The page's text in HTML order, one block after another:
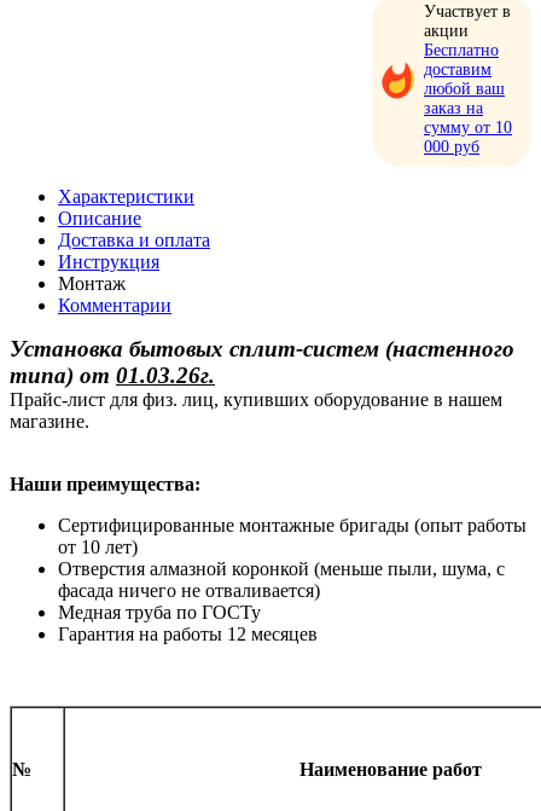
Участвует в
акции
Бесплатно
доставим
любой ваш
заказ на
сумму от 10
000 руб
Характеристики
Описание
Доставка и оплата
Инструкция
Монтаж
Комментарии
Установка бытовых сплит-систем (настенного
типа) от 01.03.26г.
Прайс-лист для физ. лиц, купивших оборудование в нашем
магазине.
Наши преимущества:
Сертифицированные монтажные бригады (опыт работы
от 10 лет)
Отверстия алмазной коронкой (меньше пыли, шума, с
фасада ничего не отваливается)
Медная труба по ГОСТу
Гарантия на работы 12 месяцев
№ Наименование работ